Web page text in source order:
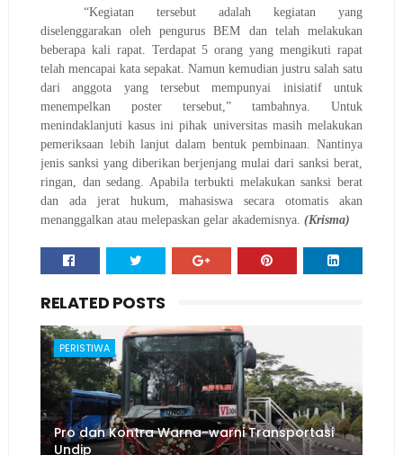
“Kegiatan tersebut adalah kegiatan yang
diselenggarakan oleh pengurus BEM dan telah melakukan
beberapa kali rapat. Terdapat 5 orang yang mengikuti rapat
telah mencapai kata sepakat. Namun kemudian justru salah satu
dari anggota yang tersebut mempunyai inisiatif untuk
menempelkan poster tersebut,” tambahnya. Untuk
menindaklanjuti kasus ini pihak universitas masih melakukan
pemeriksaan lebih lanjut dalam bentuk pembinaan. Nantinya
jenis sanksi yang diberikan berjenjang mulai dari sanksi berat,
ringan, dan sedang. Apabila terbukti melakukan sanksi berat
dan ada jerat hukum, mahasiswa secara otomatis akan
menanggalkan atau melepaskan gelar akademisnya. (Krisma)
RELATED POSTS
PERISTIWA
Pro dan Kontra Warna-warni Transportasi
Undip